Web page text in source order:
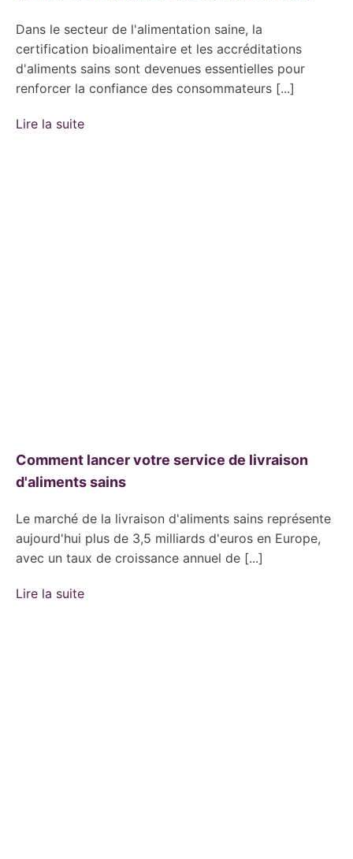
Dans le secteur de l'alimentation saine, la
certification bioalimentaire et les accréditations
d'aliments sains sont devenues essentielles pour
renforcer la confiance des consommateurs [...]
Lire la suite
Comment lancer votre service de livraison
d'aliments sains
Le marché de la livraison d'aliments sains représente
aujourd'hui plus de 3,5 milliards d'euros en Europe,
avec un taux de croissance annuel de [...]
Lire la suite